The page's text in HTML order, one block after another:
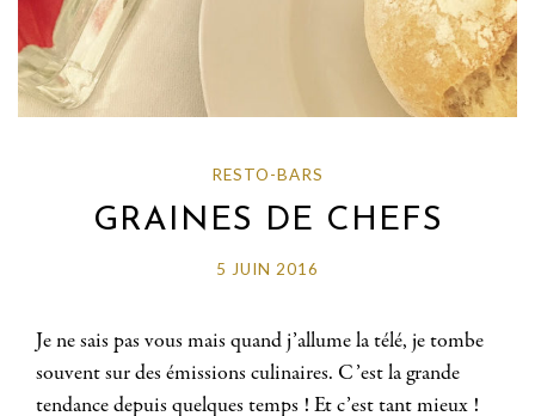
RESTO-BARS
GRAINES DE CHEFS
5 JUIN 2016
Je ne sais pas vous mais quand j’allume la télé, je tombe
souvent sur des émissions culinaires. C’est la grande
tendance depuis quelques temps ! Et c’est tant mieux !